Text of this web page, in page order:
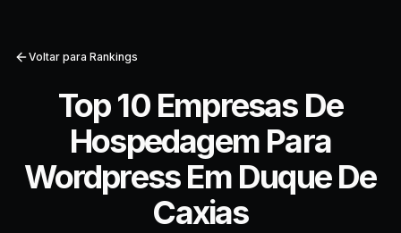
Voltar para Rankings
Top 10 Empresas De
Hospedagem Para
Wordpress Em Duque De
Caxias